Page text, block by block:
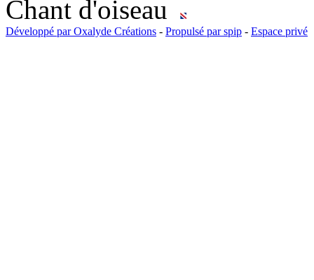
Chant d'oiseau
Développé par Oxalyde Créations - Propulsé par spip - Espace privé